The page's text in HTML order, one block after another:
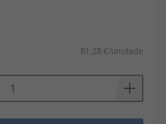
81,28 €/unidade